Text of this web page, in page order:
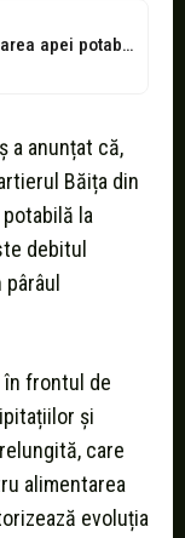
ANUNȚ VITAL: Probleme în furnizarea apei potabile în cartierul Băița, oraș Tăuții...
a anunțat că,
Băița din
la
debitul
în frontul de
și
care
alimentarea
evoluția